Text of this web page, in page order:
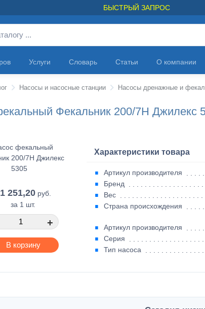
БЫСТРЫЙ ЗАПРОС
Услуги Словарь Статьи О компании
Насосы и насосные станции Насосы дренажные и
Фекальник 200/7H Джилекс
251,20 руб.
за 1 шт.
+
В корзину
Характеристики товара
Артикул производителя
Бренд
Вес
Страна происхождения
Артикул производителя
Серия
Тип насоса